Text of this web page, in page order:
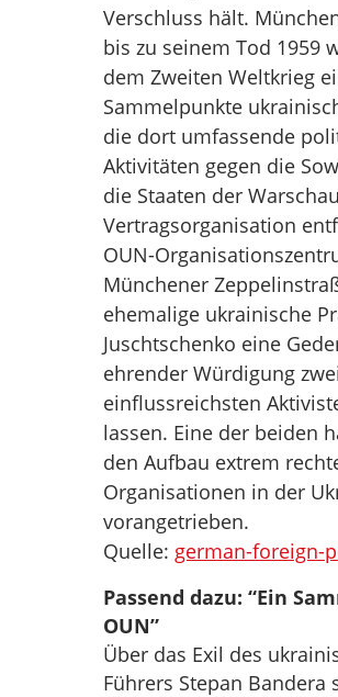
Verschluss hält.
bis zu seinem Tod 1959
dem Zweiten Weltkrieg
Sammelpunkte
die dort umfassende
Aktivitäten gegen die
die Staaten der
Vertragsorganisation
OUN-
Münchener
ehemalige ukrainische
Juschtschenko eine
ehrender Würdigung
einflussreichsten
lassen. Eine der beiden
den Aufbau extrem
Organisationen in der
vorangetrieben.
Quelle: german-foreign-
Passend dazu: “Ein
OUN”
Über das Exil des
Führers Stepan Bandera